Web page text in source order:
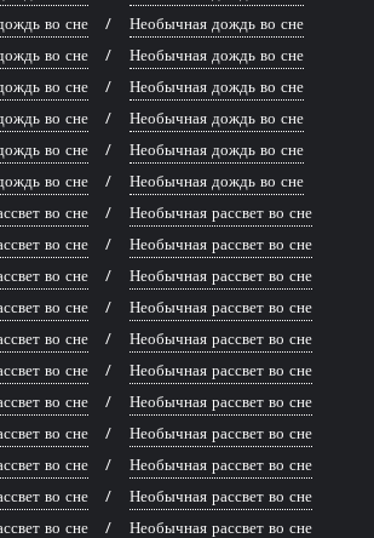
во сне
Необычная дождь во сне
во сне
Необычная дождь во сне
во сне
Необычная дождь во сне
во сне
Необычная дождь во сне
во сне
Необычная дождь во сне
во сне
Необычная дождь во сне
во сне
Необычная рассвет во сне
во сне
Необычная рассвет во сне
во сне
Необычная рассвет во сне
во сне
Необычная рассвет во сне
во сне
Необычная рассвет во сне
во сне
Необычная рассвет во сне
во сне
Необычная рассвет во сне
во сне
Необычная рассвет во сне
во сне
Необычная рассвет во сне
во сне
Необычная рассвет во сне
во сне
Необычная рассвет во сне